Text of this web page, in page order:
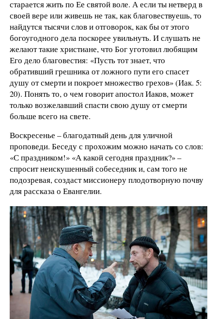
старается жить по Ее святой воле. А если ты нетверд в
своей вере или живешь не так, как благовествуешь, то
найдутся тысячи слов и отговорок, как бы от этого
богоугодного дела поскорее увильнуть. И слушать не
желают такие христиане, что Бог уготовил любящим
Его дело благовестия: «Пусть тот знает, что
обративший грешника от ложного пути его спасет
душу от смерти и покроет множество грехов» (Иак. 5:
20). Понять то, о чем говорит апостол Иаков, может
только возжелавший спасти свою душу от смерти
больше всего на свете.
Воскресенье – благодатный день для уличной
проповеди. Беседу с прохожим можно начать со слов:
«С праздником!» «А какой сегодня праздник?» –
спросит неискушенный собеседник и, сам того не
подозревая, создаст миссионеру плодотворную почву
для рассказа о Евангелии.